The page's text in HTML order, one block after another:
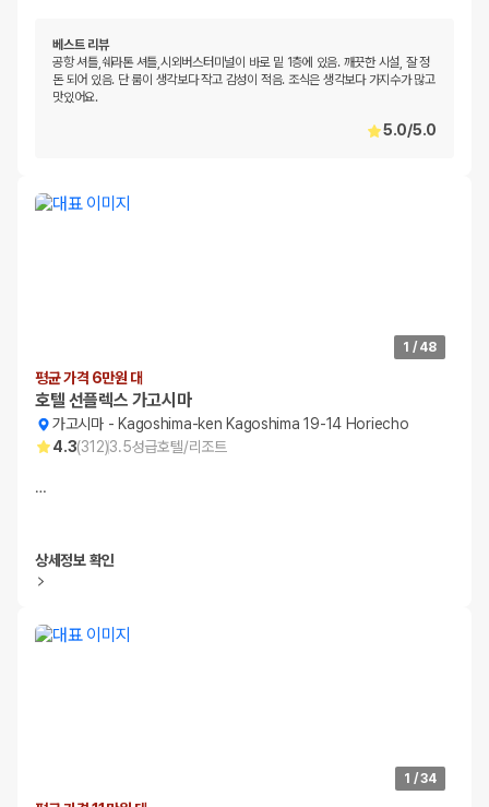
베스트 리뷰
공항 셔틀,쉐라톤 셔틀,시외버스터미널이 바로 밑 1층에 있음. 깨끗한 시설, 잘 정
돈 되어 있음. 단 룸이 생각보다 작고 감성이 적음. 조식은 생각보다 가지수가 많고
맛있어요.
5.0/5.0
1 / 48
평균 가격 6만원 대
호텔 선플렉스 가고시마
가고시마- Kagoshima-ken Kagoshima 19-14 Horiecho
4.3(312)3.5성급호텔/리조트
…
상세정보 확인
1 /34